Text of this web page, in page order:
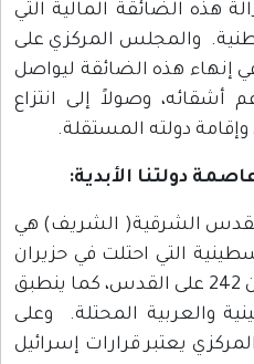
هذه الضائقة المالية التي
والمجلس المركزي على
إنهاء هذه الضائقة ليواصل
وصولاً إلى انتزاع
وإقامة دولته المستقلة.
دولتنا الأبدية:
الشرقية( الشريف) هي
التي احتلت في حزيران
67، وينطبق قرار مجلس الأمن 242 على القدس، كما ينطبق
والعربية المحتلة. وعلى
يعتبر قرارات إسرائيل